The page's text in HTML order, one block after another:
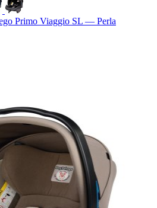
Primo Viaggio SL — Perla